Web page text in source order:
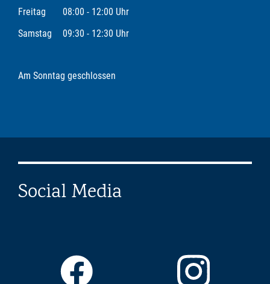
Freitag
08:00 - 12:00 Uhr
Samstag
09:30 - 12:30 Uhr
Am Sonntag geschlossen
Social Media